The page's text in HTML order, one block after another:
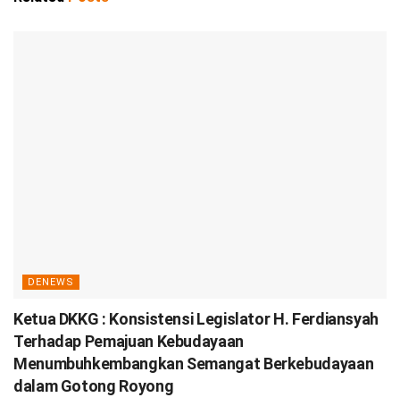
DENEWS
Ketua DKKG : Konsistensi Legislator H. Ferdiansyah
Terhadap Pemajuan Kebudayaan
Menumbuhkembangkan Semangat Berkebudayaan
dalam Gotong Royong